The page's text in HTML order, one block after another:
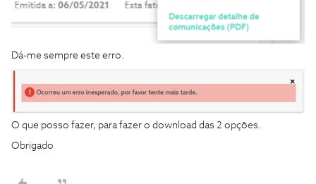
Dá-me sempre este erro.
O que posso fazer, para fazer o download das 2 opções.
Obrigado